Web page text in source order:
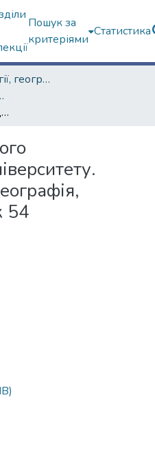
Пошук за
критеріями
Статистика
Факультет геології, географіії, рекреації і туризму
географічна
Вісник Харківського національного університету. Серія «Геологія, географія, екологія». Випуск 54
54